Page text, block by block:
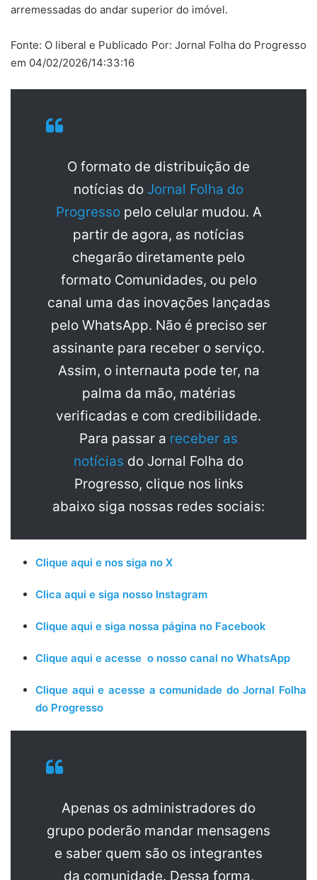
arremessadas do andar superior do imóvel.
Fonte: O liberal e Publicado Por: Jornal Folha do Progresso
em 04/02/2026/14:33:16
O formato de distribuição de
notícias do Jornal Folha do
Progresso pelo celular mudou. A
partir de agora, as notícias
chegarão diretamente pelo
formato Comunidades, ou pelo
canal uma das inovações lançadas
pelo WhatsApp. Não é preciso ser
assinante para receber o serviço.
Assim, o internauta pode ter, na
palma da mão, matérias
verificadas e com credibilidade.
Para passar a receber as
notícias do Jornal Folha do
Progresso, clique nos links
abaixo siga nossas redes sociais:
Clique aqui e nos siga no X
Clica aqui e siga nosso Instagram
Clique aqui e siga nossa página no Facebook
Clique aqui e acesse o nosso canal no WhatsApp
Clique aqui e acesse a comunidade do Jornal Folha
do Progresso
Apenas os administradores do
grupo poderão mandar mensagens
e saber quem são os integrantes
da comunidade. Dessa forma,